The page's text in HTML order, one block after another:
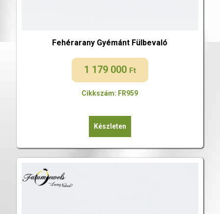
Fehérarany Gyémánt Fülbevaló
1 179 000 Ft
Cikkszám: FR959
Készleten